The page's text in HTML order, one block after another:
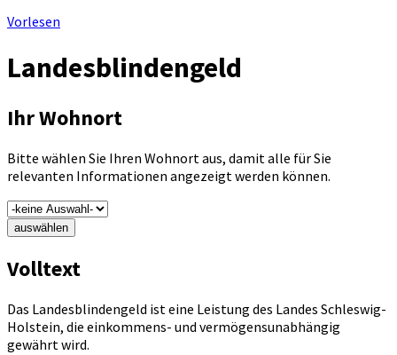
Vorlesen
Landesblindengeld
Ihr Wohnort
Bitte wählen Sie Ihren Wohnort aus, damit alle für Sie
relevanten Informationen angezeigt werden können.
auswählen
Volltext
Das Landesblindengeld ist eine Leistung des Landes Schleswig-
Holstein, die einkommens- und vermögensunabhängig
gewährt wird.